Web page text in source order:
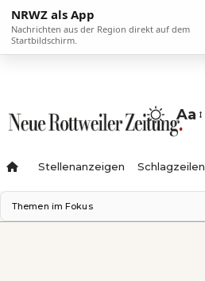
NRWZ als App
Nachrichten aus der Region direkt auf dem
Startbildschirm.
Aa
Stellenanzeigen Schlagzeilen
Themen im Fokus